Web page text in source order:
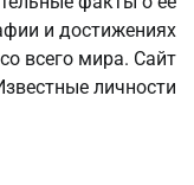
и достижениях
со всего мира. Сайт
личности